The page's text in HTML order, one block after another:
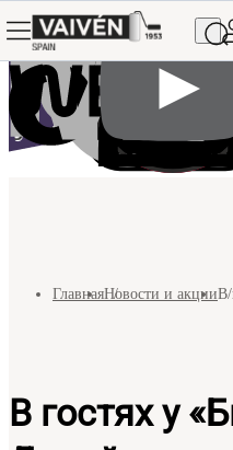
ГлавнаяНовости и акцииВ
В гостях у